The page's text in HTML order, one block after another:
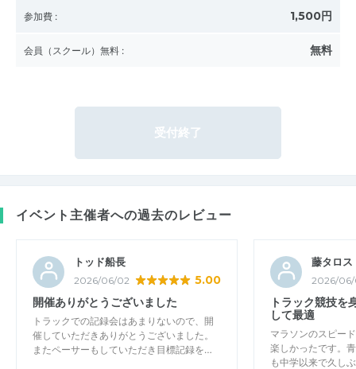
参加費 : 1,500円
会員（スクール）無料 : 無料
受付終了
イベント主催者への過去のレビュー
トッド船長
2026/06/02 5.00
開催ありがとうございました
トラックでの記録会はあまりないので、開
催していただきありがとうございました。
またペーサーもしていただき目標記録を…
藤タロス
2026/
トラック競技を
して最適
マラソンのスピー
楽しかったです。
も中学以来で久し